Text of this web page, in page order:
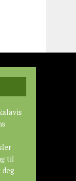
til